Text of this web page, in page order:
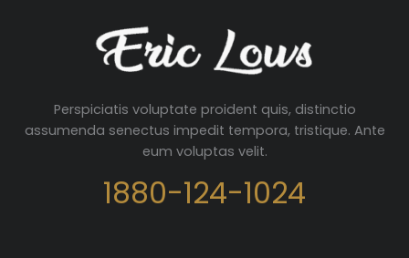
Perspiciatis voluptate proident quis, distinctio
assumenda senectus impedit tempora, tristique. Ante
eum voluptas velit.
1880-124-1024